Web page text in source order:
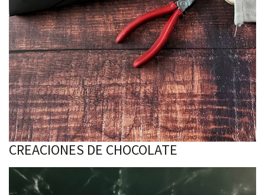
CREACIONES DE CHOCOLATE